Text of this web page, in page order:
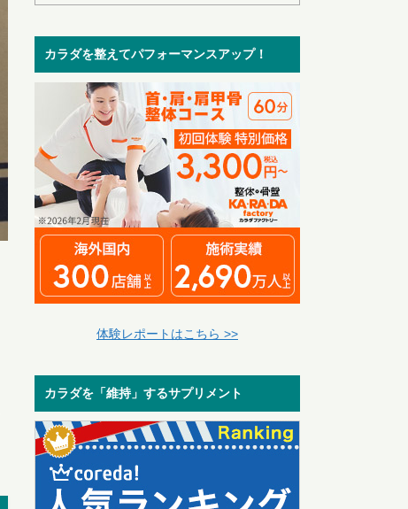
カラダを整えてパフォーマンスアップ！
体験レポートはこちら >>
カラダを「維持」するサプリメント